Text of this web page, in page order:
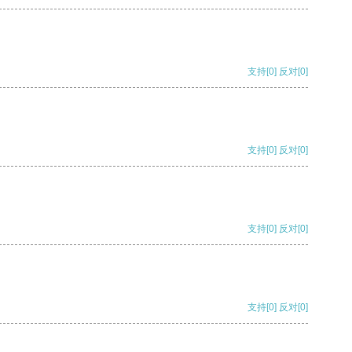
支持[0] 反对[0]
支持[0] 反对[0]
支持[0] 反对[0]
支持[0] 反对[0]